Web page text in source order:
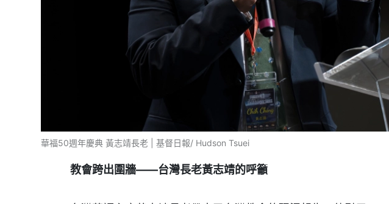
華福50週年慶典 黃志靖長老 | 基督日報/ Hudson Tsuei
教會跨出圍牆——台灣長老黃志靖的呼籲